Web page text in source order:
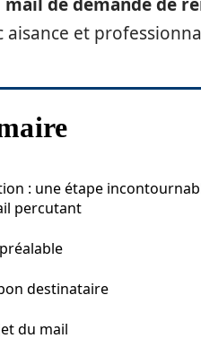
aisance et
: une étape
percutant
destinataire
du mail